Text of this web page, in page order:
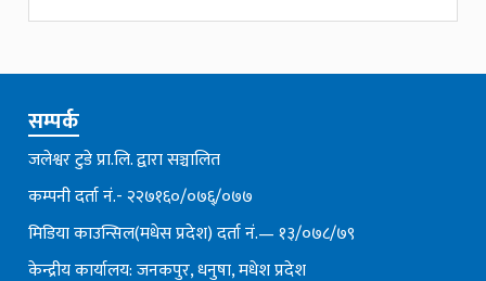
सम्पर्क
जलेश्वर टुडे प्रा.लि. द्वारा सञ्चालित
कम्पनी दर्ता नं.- २२७१६०/०७६्/०७७
मिडिया काउन्सिल(मधेस प्रदेश) दर्ता नं.— १३/०७८/७९
केन्द्रीय कार्यालय: जनकपुर, धनुषा, मधेश प्रदेश